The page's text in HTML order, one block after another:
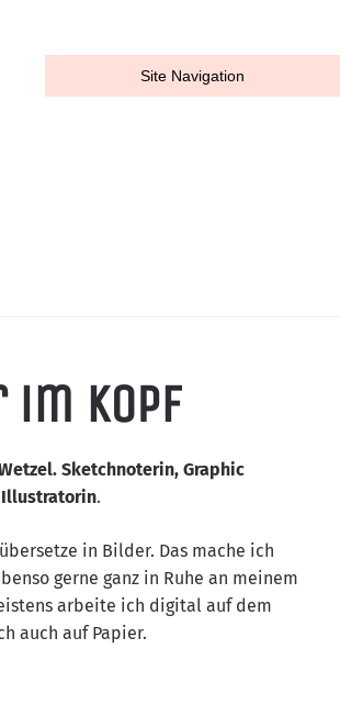
Site Navigation
im Kopf
Sketchnoterin, Graphic
Illustratorin.
in Bilder. Das mache ich
gerne ganz in Ruhe an meinem
arbeite ich digital auf dem
auch auf Papier.